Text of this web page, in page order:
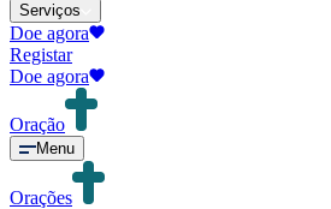
Serviços
Doe agora
Registar
Doe agora
Oração
Menu
Orações